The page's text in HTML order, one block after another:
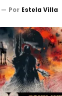
Por Estela Villa